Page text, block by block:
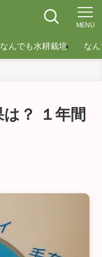
MENU
なんでも水耕栽培 な
？ １年間